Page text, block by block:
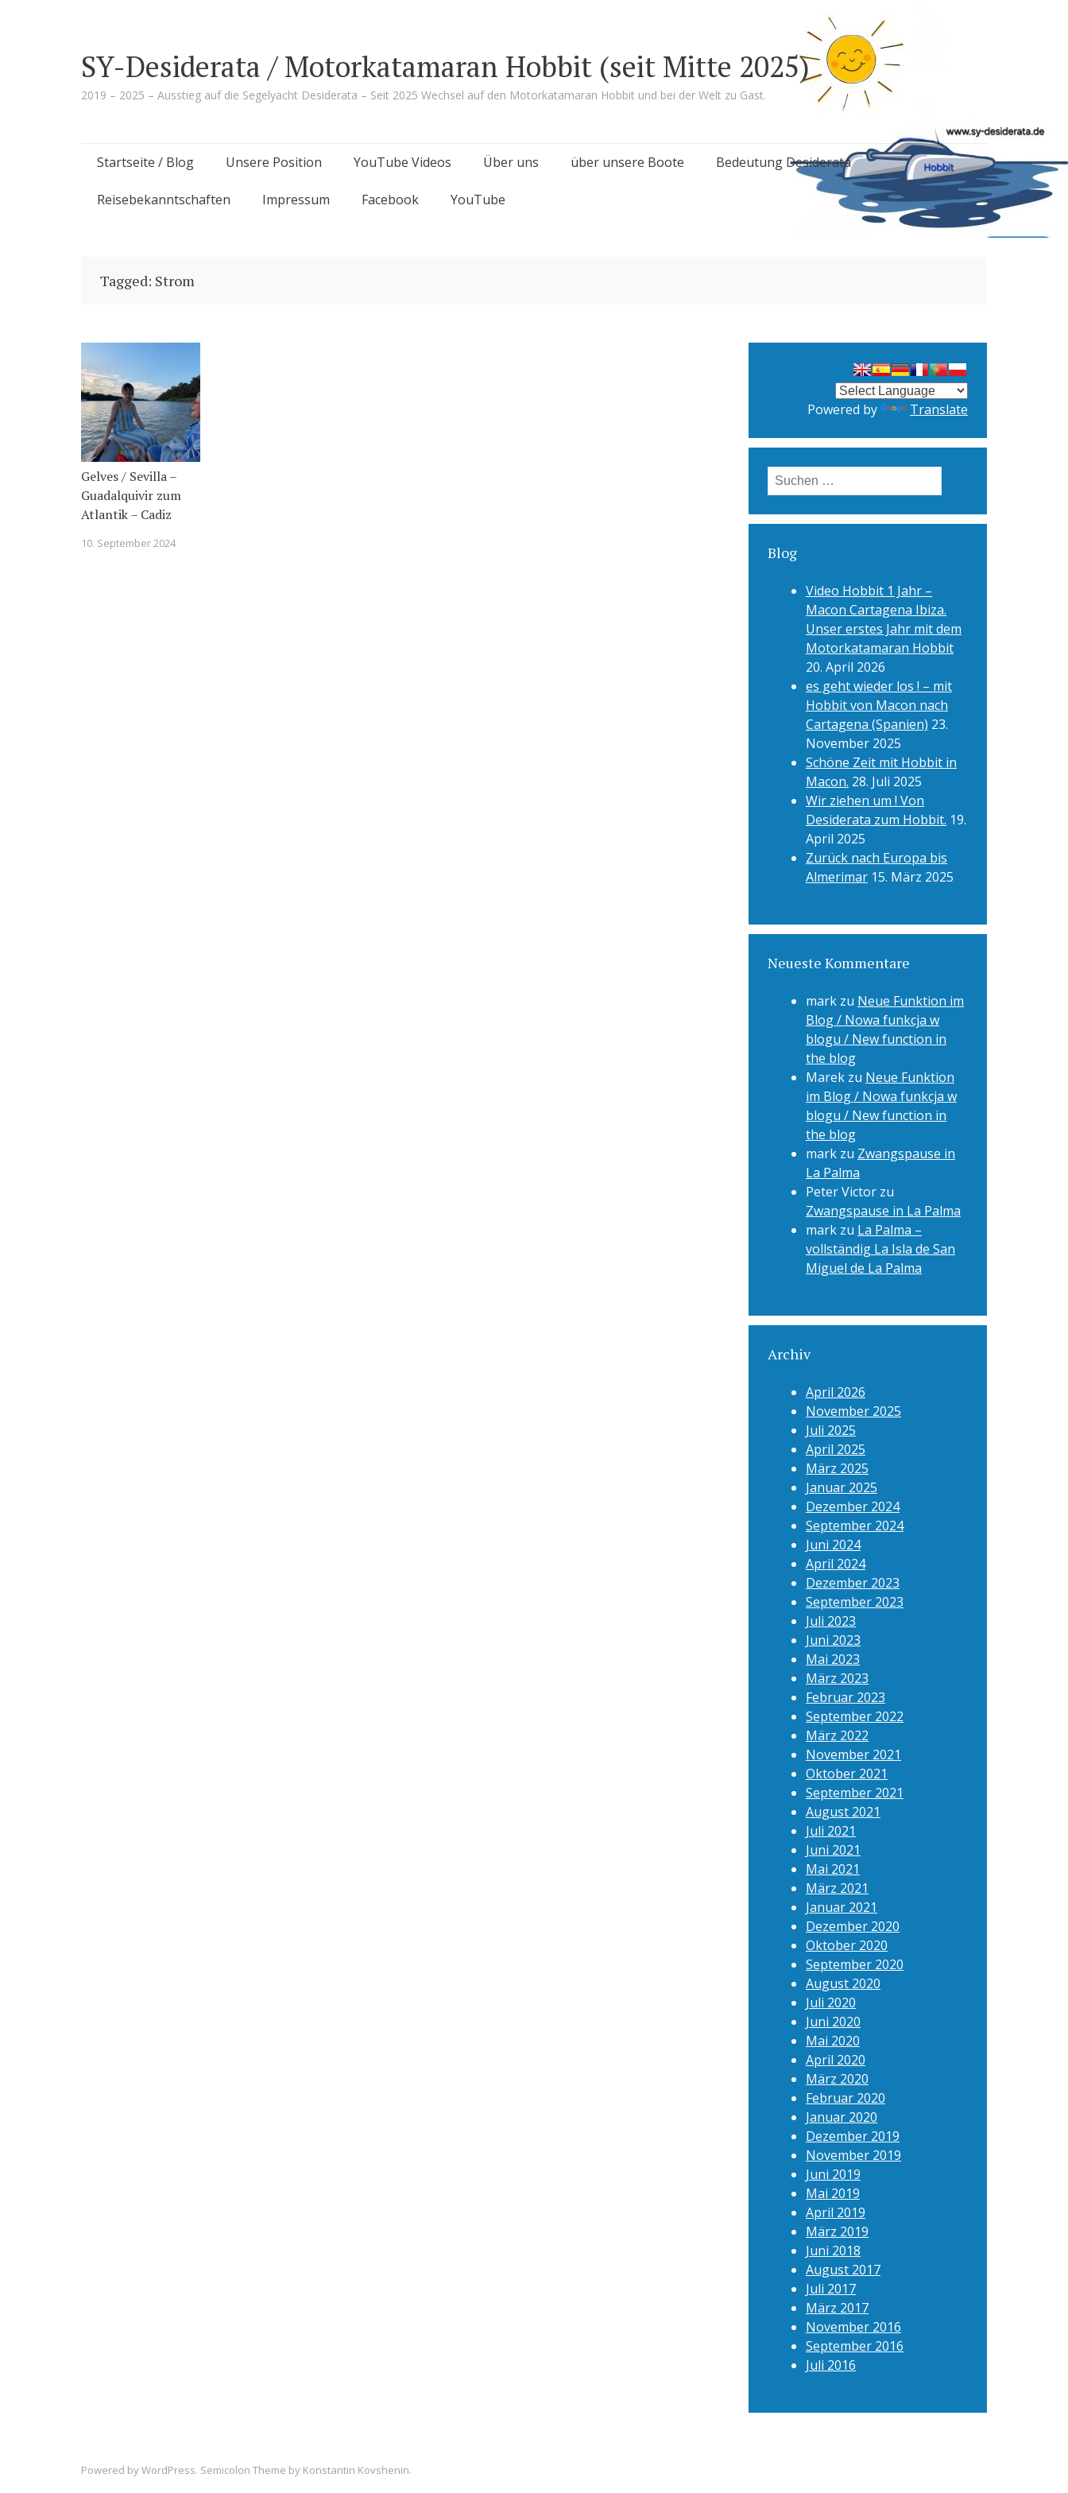
SY-Desiderata / Motorkatamaran Hobbit (seit Mitte 2025)
2019 – 2025 – Ausstieg auf die Segelyacht Desiderata – Seit 2025 Wechsel auf den Motorkatamaran Hobbit und bei der Welt zu Gast.
Skip
to
Startseite / Blog Unsere Position YouTube Videos Über uns über unsere Boote Bedeutung Desiderata
Reisebekanntschaften Impressum Facebook YouTube
Tagged: Strom
Gelves / Sevilla –
Guadalquivir zum
Atlantik – Cadiz
10. September 2024
Powered by Translate
Suchen
nach:
Blog
Video Hobbit 1 Jahr –
Macon Cartagena Ibiza.
Unser erstes Jahr mit dem
Motorkatamaran Hobbit
20. April 2026
es geht wieder los ! – mit
Hobbit von Macon nach
Cartagena (Spanien) 23.
November 2025
Schöne Zeit mit Hobbit in
Macon. 28. Juli 2025
Wir ziehen um ! Von
Desiderata zum Hobbit. 19.
April 2025
Zurück nach Europa bis
Almerimar 15. März 2025
Neueste Kommentare
mark zu Neue Funktion im
Blog / Nowa funkcja w
blogu / New function in
the blog
Marek zu Neue Funktion
im Blog / Nowa funkcja w
blogu / New function in
the blog
mark zu Zwangspause in
La Palma
Peter Victor zu
Zwangspause in La Palma
mark zu La Palma –
vollständig La Isla de San
Miguel de La Palma
Archiv
April 2026
November 2025
Juli 2025
April 2025
März 2025
Januar 2025
Dezember 2024
September 2024
Juni 2024
April 2024
Dezember 2023
September 2023
Juli 2023
Juni 2023
Mai 2023
März 2023
Februar 2023
September 2022
März 2022
November 2021
Oktober 2021
September 2021
August 2021
Juli 2021
Juni 2021
Mai 2021
März 2021
Januar 2021
Dezember 2020
Oktober 2020
September 2020
August 2020
Juli 2020
Juni 2020
Mai 2020
April 2020
März 2020
Februar 2020
Januar 2020
Dezember 2019
November 2019
Juni 2019
Mai 2019
April 2019
März 2019
Juni 2018
August 2017
Juli 2017
März 2017
November 2016
September 2016
Juli 2016
Powered byWordPress. Semicolon Theme by Konstantin Kovshenin.